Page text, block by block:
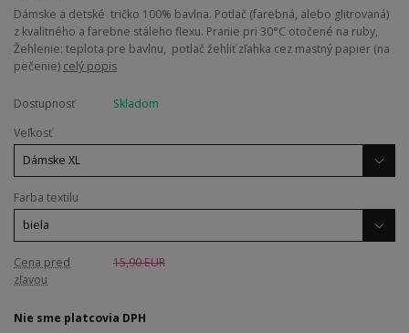
Dámske a detské tričko 100% bavlna. Potlač (farebná, alebo glitrovaná)
z kvalitného a farebne stáleho flexu. Pranie pri 30°C otočené na ruby,
Žehlenie: teplota pre bavlnu, potlač žehliť zľahka cez mastný papier (na
pečenie) celý popis
Dostupnosť
Skladom
Veľkosť
Farba textilu
Cena pred
zľavou
15,90 EUR
Nie sme platcovia DPH